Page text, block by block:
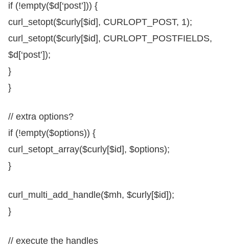
if (!empty($d[‘post’])) {
curl_setopt($curly[$id], CURLOPT_POST, 1);
curl_setopt($curly[$id], CURLOPT_POSTFIELDS,
$d[‘post’]);
}
}
// extra options?
if (!empty($options)) {
curl_setopt_array($curly[$id], $options);
}
curl_multi_add_handle($mh, $curly[$id]);
}
// execute the handles